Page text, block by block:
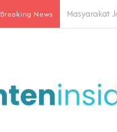
Breaking News Cegah